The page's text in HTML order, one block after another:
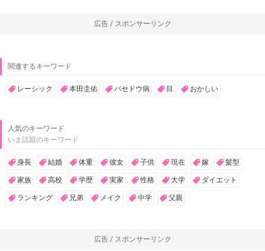
広告 / スポンサーリンク
関連するキーワード
レーシック 本田圭佑 パセドウ病 目 おかしい
人気のキーワード
いま話題のキーワード
身長 結婚 体重 彼女 子供 現在 嫁 髪型
家族 高校 学歴 実家 性格 大学 ダイエット
ランキング 兄弟 メイク 中学 父親
広告 / スポンサーリンク